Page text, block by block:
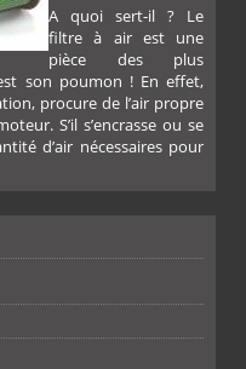
A quoi sert-il ? Le
filtre à air est une
pièce des plus
son poumon ! En effet,
procure de l’air propre
S’il s’encrasse ou se
d’air nécessaires pour